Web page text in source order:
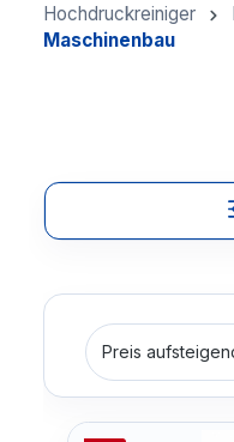
Hochdruckreiniger
Maschinenbau